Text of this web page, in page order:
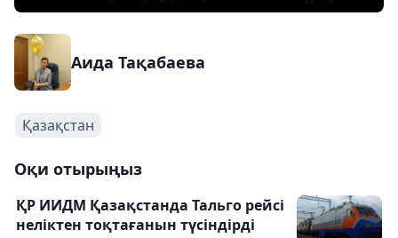
Аида Тақабаева
Қазақстан
Оқи отырыңыз
ҚР ИИДМ Қазақстанда Тальго рейсі
неліктен тоқтағанын түсіндірді